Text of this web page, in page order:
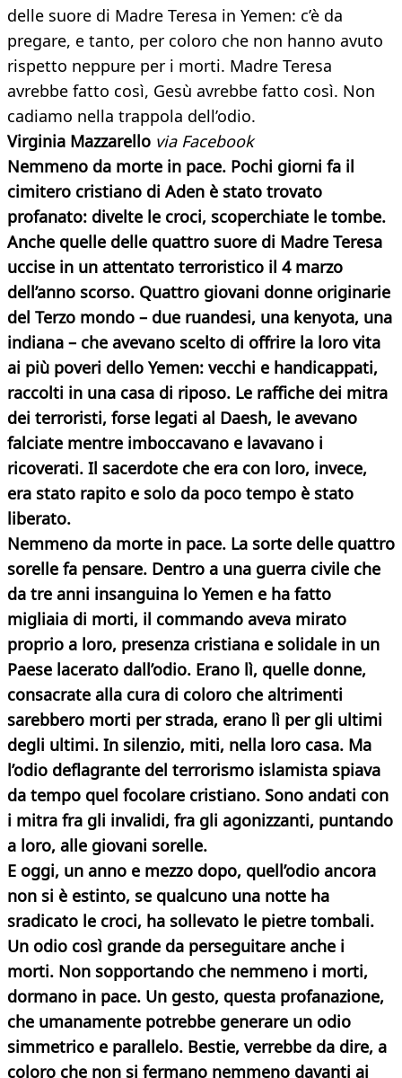
delle suore di Madre Teresa in Yemen: c’è da
pregare, e tanto, per coloro che non hanno avuto
rispetto neppure per i morti. Madre Teresa
avrebbe fatto così, Gesù avrebbe fatto così. Non
cadiamo nella trappola dell’odio.
Virginia Mazzarello via Facebook
Nemmeno da morte in pace. Pochi giorni fa il
cimitero cristiano di Aden è stato trovato
profanato: divelte le croci, scoperchiate le tombe.
Anche quelle delle quattro suore di Madre Teresa
uccise in un attentato terroristico il 4 marzo
dell’anno scorso. Quattro giovani donne originarie
del Terzo mondo – due ruandesi, una kenyota, una
indiana – che avevano scelto di offrire la loro vita
ai più poveri dello Yemen: vecchi e handicappati,
raccolti in una casa di riposo. Le raffiche dei mitra
dei terroristi, forse legati al Daesh, le avevano
falciate mentre imboccavano e lavavano i
ricoverati. Il sacerdote che era con loro, invece,
era stato rapito e solo da poco tempo è stato
liberato.
Nemmeno da morte in pace. La sorte delle quattro
sorelle fa pensare. Dentro a una guerra civile che
da tre anni insanguina lo Yemen e ha fatto
migliaia di morti, il commando aveva mirato
proprio a loro, presenza cristiana e solidale in un
Paese lacerato dall’odio. Erano lì, quelle donne,
consacrate alla cura di coloro che altrimenti
sarebbero morti per strada, erano lì per gli ultimi
degli ultimi. In silenzio, miti, nella loro casa. Ma
l’odio deflagrante del terrorismo islamista spiava
da tempo quel focolare cristiano. Sono andati con
i mitra fra gli invalidi, fra gli agonizzanti, puntando
a loro, alle giovani sorelle.
E oggi, un anno e mezzo dopo, quell’odio ancora
non si è estinto, se qualcuno una notte ha
sradicato le croci, ha sollevato le pietre tombali.
Un odio così grande da perseguitare anche i
morti. Non sopportando che nemmeno i morti,
dormano in pace. Un gesto, questa profanazione,
che umanamente potrebbe generare un odio
simmetrico e parallelo. Bestie, verrebbe da dire, a
coloro che non si fermano nemmeno davanti ai